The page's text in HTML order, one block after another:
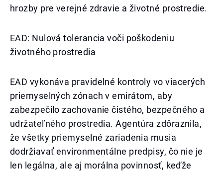
hrozby pre verejné zdravie a životné prostredie.
EAD: Nulová tolerancia voči poškodeniu
životného prostredia
EAD vykonáva pravidelné kontroly vo viacerých
priemyselných zónach v emirátom, aby
zabezpečilo zachovanie čistého, bezpečného a
udržateľného prostredia. Agentúra zdôraznila,
že všetky priemyselné zariadenia musia
dodržiavať environmentálne predpisy, čo nie je
len legálna, ale aj morálna povinnosť, keďže